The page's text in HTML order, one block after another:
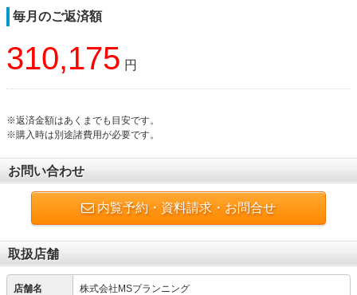
毎月のご返済額
310,175 円
※返済金額はあくまでも目安です。
※購入時は別途諸費用が必要です。
お問い合わせ
内覧予約・資料請求・お問合せ
取扱店舗
店舗名 株式会社MSプランニング